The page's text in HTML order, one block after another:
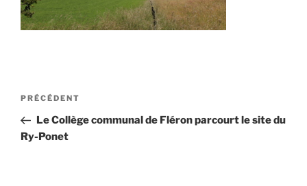
Navigation
l’article
Article
précédent
PRÉCÉDENT
Le Collège communal de Fléron parcourt le site du
Ry-Ponet